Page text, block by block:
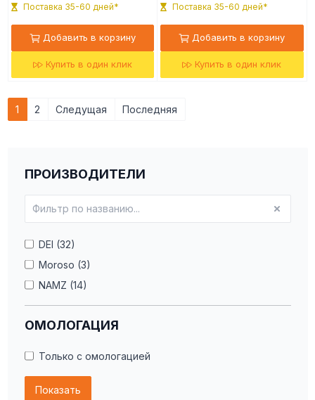
ПРОИЗВОДИТЕЛИ
DEI (32)
Moroso (3)
NAMZ (14)
ОМОЛОГАЦИЯ
Только с омологацией
Показать
Поставка 35-60 дней*
Добавить в корзину
Купить в один клик
Поставка 35-60 дней*
Добавить в корзину
Купить в один клик
1 2 Следущая Последняя